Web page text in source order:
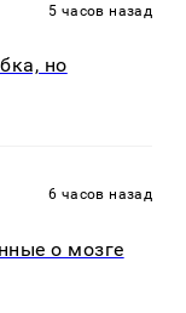
5 часов назад
но
6 часов назад
о мозге